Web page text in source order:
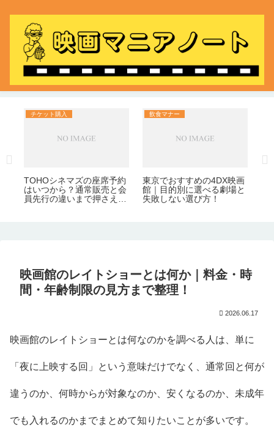
チケット購入
TOHOシネマズの座席予約
はいつから？通常販売と会
員先行の違いまで押さえよ
飲食マナー
東京でおすすめの4DX映画
館｜目的別に選べる劇場と
失敗しない選び方！
映画館のレイトショーとは何か｜料金・時
間・年齢制限の見方まで整理！
2026.06.17
映画館のレイトショーとは何なのかを調べる人は、単に
「夜に上映する回」という意味だけでなく、通常回と何が
違うのか、何時からが対象なのか、安くなるのか、未成年
でも入れるのかまでまとめて知りたいことが多いです。